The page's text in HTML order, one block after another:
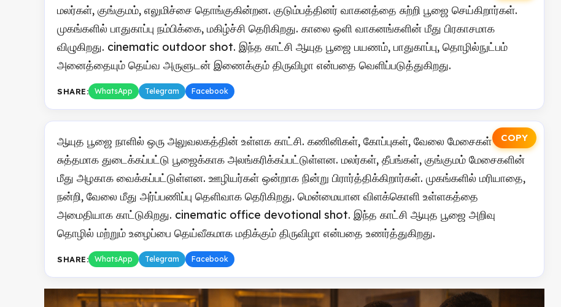
மலர்கள், குங்குமம், எலுமிச்சை தொங்குகின்றன. குடும்பத்தினர் வாகனத்தை சுற்றி பூஜை செய்கிறார்கள்.
முகங்களில் பாதுகாப்பு நம்பிக்கை, மகிழ்ச்சி தெரிகிறது. காலை ஒளி வாகனங்களின் மீது பிரகாசமாக
விழுகிறது. cinematic outdoor shot. இந்த காட்சி ஆயுத பூஜை பயணம், பாதுகாப்பு, தொழில்நுட்பம்
அனைத்தையும் தெய்வ அருளுடன் இணைக்கும் திருவிழா என்பதை வெளிப்படுத்துகிறது.
SHARE: WhatsApp Telegram Facebook
COPY
ஆயுத பூஜை நாளில் ஒரு அலுவலகத்தின் உள்ளக காட்சி. கணினிகள், கோப்புகள், வேலை மேசைகள்
சுத்தமாக துடைக்கப்பட்டு பூஜைக்காக அலங்கரிக்கப்பட்டுள்ளன. மலர்கள், தீபங்கள், குங்குமம் மேசைகளின்
மீது அழகாக வைக்கப்பட்டுள்ளன. ஊழியர்கள் ஒன்றாக நின்று பிரார்த்திக்கிறார்கள். முகங்களில் மரியாதை,
நன்றி, வேலை மீது அர்ப்பணிப்பு தெளிவாக தெரிகிறது. மென்மையான விளக்கொளி உள்ளகத்தை
அமைதியாக காட்டுகிறது. cinematic office devotional shot. இந்த காட்சி ஆயுத பூஜை அறிவு
தொழில் மற்றும் உழைப்பை தெய்வீகமாக மதிக்கும் திருவிழா என்பதை உணர்த்துகிறது.
SHARE: WhatsApp Telegram Facebook